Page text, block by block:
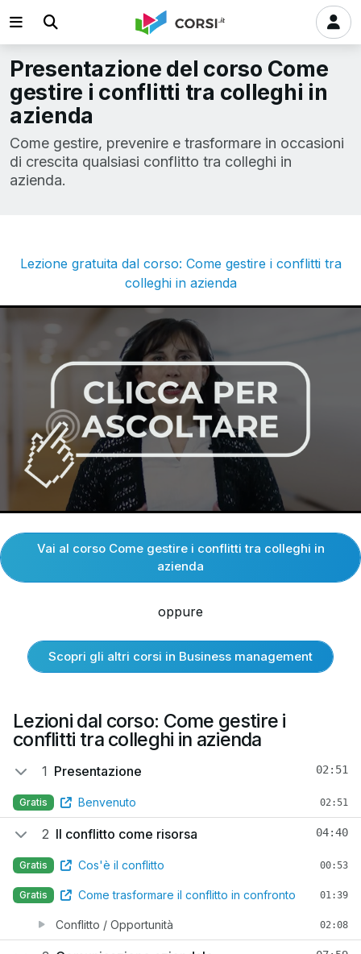
Presentazione del corso Come
gestire i conflitti tra colleghi in
azienda
Come gestire, prevenire e trasformare in occasioni
di crescita qualsiasi conflitto tra colleghi in
azienda.
Lezione gratuita dal corso: Come gestire i conflitti tra
colleghi in azienda
Vai al corso Come gestire i conflitti tra colleghi in
azienda
oppure
Scopri gli altri corsi in Business management
Lezioni dal corso: Come gestire i
conflitti tra colleghi in azienda
1 Presentazione 02:51
Gratis Benvenuto 02:51
2 Il conflitto come risorsa 04:40
Gratis Cos'è il conflitto 00:53
Gratis Come trasformare il conflitto in confronto 01:39
Conflitto / Opportunità 02:08